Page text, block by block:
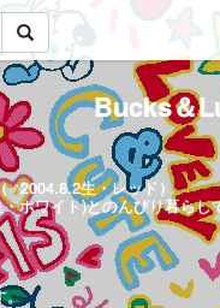
Bucks＆
♂2004.8.2生・レッド）
ホワイト)とのんびり暮らし
。